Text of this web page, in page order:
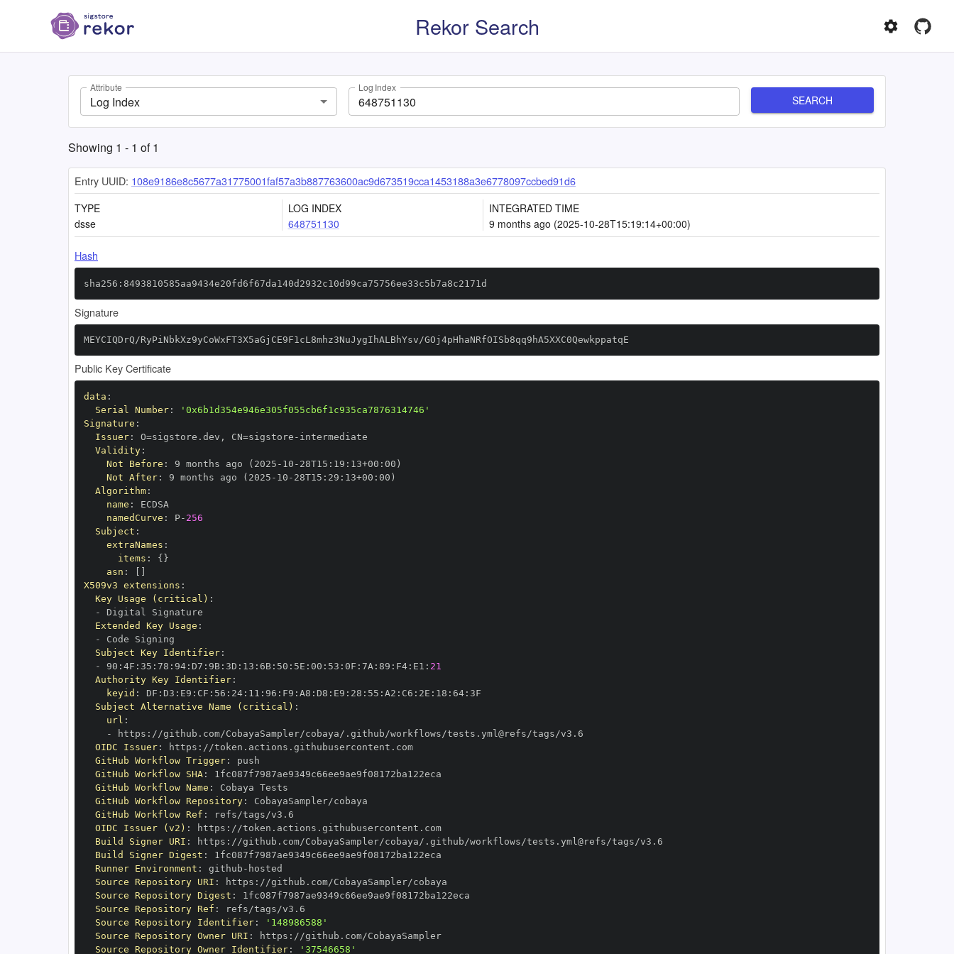
Rekor Search
Attribute
Log Index
Log Index
SEARCH
Showing 1 - 1 of1
Entry UUID: 108e9186e8c5677a31775001faf57a3b887763600ac9d673519cca1453188a3e6778097ccbed91d6
TYPE
dsse
LOG INDEX
648751130
INTEGRATED TIME
9 months ago (2025-10-28T15:19:14+00:00)
Hash
sha256:8493810585aa9434e20fd6f67da140d2932c10d99ca75756ee33c5b7a8c2171d
Signature
MEYCIQDrQ/RyPiNbkXz9yCoWxFT3X5aGjCE9F1cL8mhz3NuJygIhALBhYsv/GOj4pHhaNRfOISb8qq9hA5XXC0QewkppatqE
Public Key Certificate
data :
Serial Number:
'0x6b1d354e946e305f055cb6f1c935ca7876314746'
Signature :
Issuer: O=sigstore.dev , CN=sigstore -
Validity:
Not Before : 9 months ago (2025 - 10 - 28T15 : 19 : 13+00 :
Not After: 9 months ago (2025 - 10 - 28T15 : 29 : 13+00 :
Algorithm:
name :
namedCurve : P- 256
Subject :
extraNames :
items : { }
asn :
X509v3 extensions :
Key Usage (critical) :
-
Extended Key Usage :
-
Subject Key Identifier:
-
90 : 4F : 35 : 78 : 94: D7 : 9B: 3D : 13 : 6B: 50 : 5E : 00 : 53 : 0F : 7A : 89 : F4: E1 : 21
Authority Key Identifier:
keyid : DF : D3 : E9 : CF : 56 : 24: 11 : 96 : F9 : A8 : D8 : E9 : 28 : 55 : A2 : C6 : 2E : 18 : 64:
Subject Alternative Name (critical) :
url :
-
https :
OIDC Issuer: https :
//token.actions.githubusercontent.com
GitHub Workflow Trigger:
GitHub Workflow SHA:
GitHub Workflow Name :
GitHub Workflow Repository:
GitHub Workflow Ref :
OIDC Issuer (v2) : https :
//token.actions.githubusercontent.com
Build Signer URI : https :
Build Signer Digest :
Runner Environment : github -
Source Repository URI : https :
Source Repository Digest :
Source Repository Ref :
Source Repository Identifier:
'148986588'
Source Repository Owner URI : https :
//github.com/CobayaSampler
Source Repository Owner Identifier: '37546658'